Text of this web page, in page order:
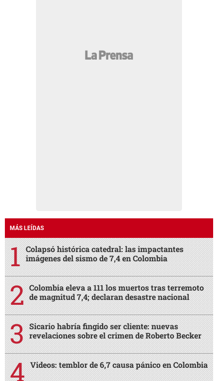
MÁS LEÍDAS
Colapsó histórica catedral: las impactantes
imágenes del sismo de 7,4 en Colombia
Colombia eleva a 111 los muertos tras terremoto
de magnitud 7,4; declaran desastre nacional
Sicario habría fingido ser cliente: nuevas
revelaciones sobre el crimen de Roberto Becker
Videos: temblor de 6,7 causa pánico en Colombia